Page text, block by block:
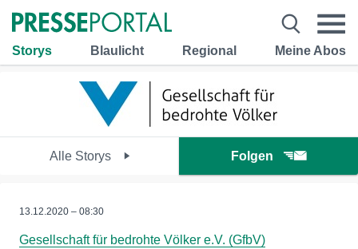
Storys Blaulicht Regional Meine Abos
Alle Storys Folgen
13.12.2020 – 08:30
Gesellschaft für bedrohte Völker e.V. (GfbV)